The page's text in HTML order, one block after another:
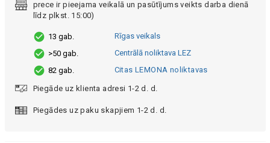
prece ir pieejama veikalā un pasūtījums veikts darba dienā
līdz plkst. 15:00)
13 gab.
Rīgas veikals
>50 gab.
Centrālā noliktava LEZ
82 gab.
Citas LEMONA noliktavas
Piegāde uz klienta adresi 1-2 d. d.
Piegādes uz paku skapjiem 1-2 d. d.